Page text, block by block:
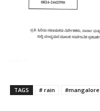
TAGS # rain #mangalore